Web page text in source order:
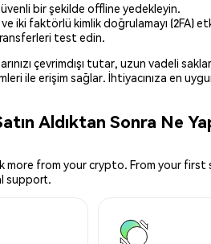
bir şekilde offline yedekleyin.
iki faktörlü kimlik doğrulamayı (2FA)
test edin.
çevrimdışı tutar, uzun vadeli
ile erişim sağlar. İhtiyacınıza en
Aldıktan Sonra Ne
more from your crypto. From your
support.